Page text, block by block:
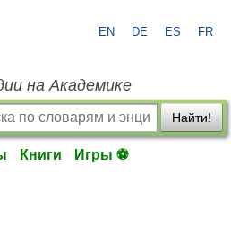
EN DE ES FR
на Академике
Найти!
Книги Игры ⚽